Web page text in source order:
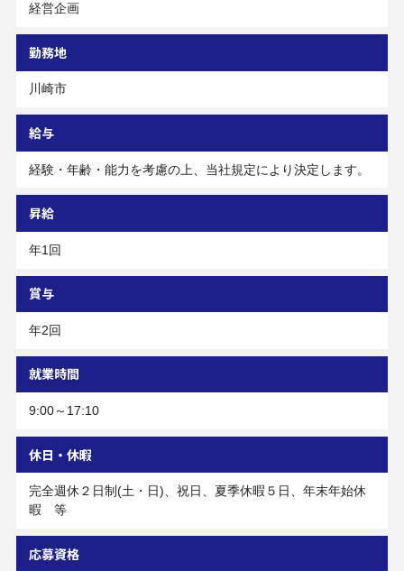
経営企画
勤務地
川崎市
給与
経験・年齢・能力を考慮の上、当社規定により決定します。
昇給
年1回
賞与
年2回
就業時間
9:00～17:10
休日・休暇
完全週休２日制(土・日)、祝日、夏季休暇５日、年末年始休
暇 等
応募資格